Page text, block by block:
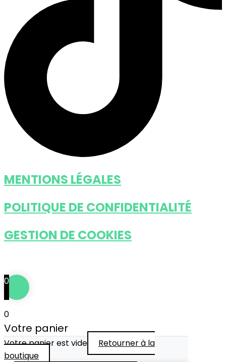
MENTIONS LÉGALES
POLITIQUE DE CONFIDENTIALITÉ
GESTION DE COOKIES
0
0
Votre panier
Votre panier est vide
Retourner à la
boutique